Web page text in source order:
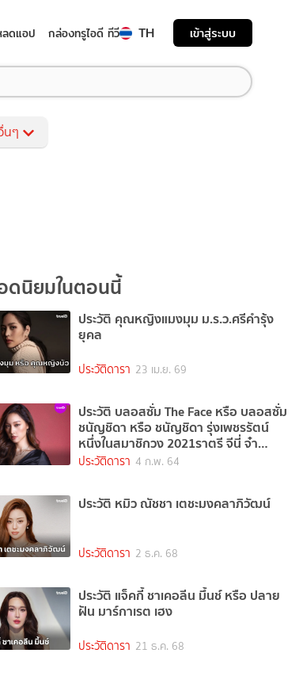
ลดแอป กล่องทรูไอดี ทีวี TH เข้าสู่ระบบ
นๆ
ดนิยมในตอนนี้
ประวัติ คุณหญิงแมงมุม ม.ร.ว.ศรีคำรุ้ง
ยุคล
ประวัติดารา 23 เม.ย. 69
ประวัติ บลอสซั่ม The Face หรือ บลอสซั่ม
ชนัญชิดา หรือ ชนัญชิดา รุ่งเพชรรัตน์
หนึ่งในสมาชิกวง 2021ราตรี จีนี่ จ๋า
(2021)
ประวัติดารา 4 ก.พ. 64
ประวัติ หมิว ณัชชา เตชะมงคลาภิวัฒน์
ประวัติดารา 2 ธ.ค. 68
ประวัติ แจ็คกี้ ชาเคอลีน มึ้นช์ หรือ ปลาย
ฝัน มาร์กาเรต เฮง
ประวัติดารา 21 ธ.ค. 68